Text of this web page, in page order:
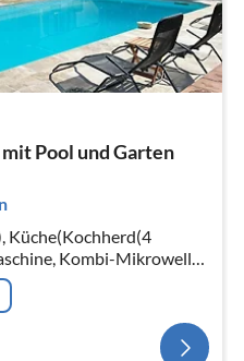
Pool und Garten
Küche(Kochherd(4
Kombi-Mikrowelle,